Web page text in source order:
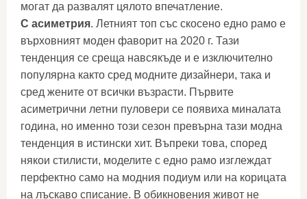
могат да развалят цялото впечатление.
С асиметрия. Летният топ със скосено едно рамо е
върховният моден фаворит на 2020 г. Тази
тенденция се среща навсякъде и е изключително
популярна както сред модните дизайнери, така и
сред жените от всички възрасти. Първите
асиметрични летни пуловери се появиха миналата
година, но именно този сезон превърна тази модна
тенденция в истински хит. Въпреки това, според
някои стилисти, моделите с едно рамо изглеждат
перфектно само на модния подиум или на корицата
на лъскаво списание. В обикновения живот не